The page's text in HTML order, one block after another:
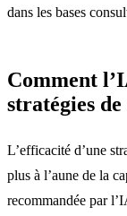
dans les bases
Comment
stratégies
L’efficacité d’une
plus à l’aune de la
recommandée par